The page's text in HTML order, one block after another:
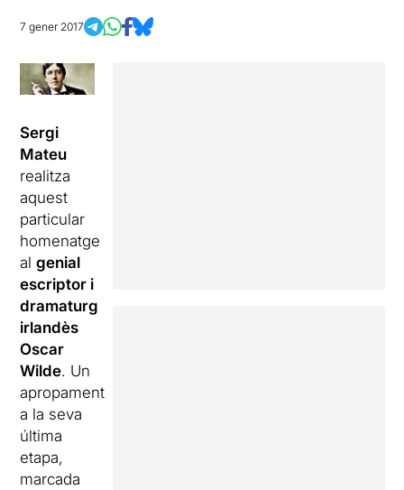
7 gener 2017
Sergi
Mateu
realitza
aquest
particular
homenatge
algenial
escriptor i
dramaturg
irlandès
Oscar
Wilde. Un
apropament
a la seva
última
etapa,
marcada